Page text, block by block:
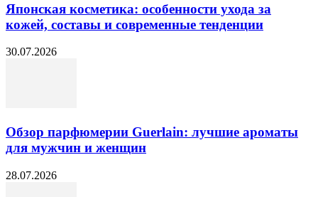
Японская косметика: особенности ухода за
кожей, составы и современные тенденции
30.07.2026
Обзор парфюмерии Guerlain: лучшие ароматы
для мужчин и женщин
28.07.2026